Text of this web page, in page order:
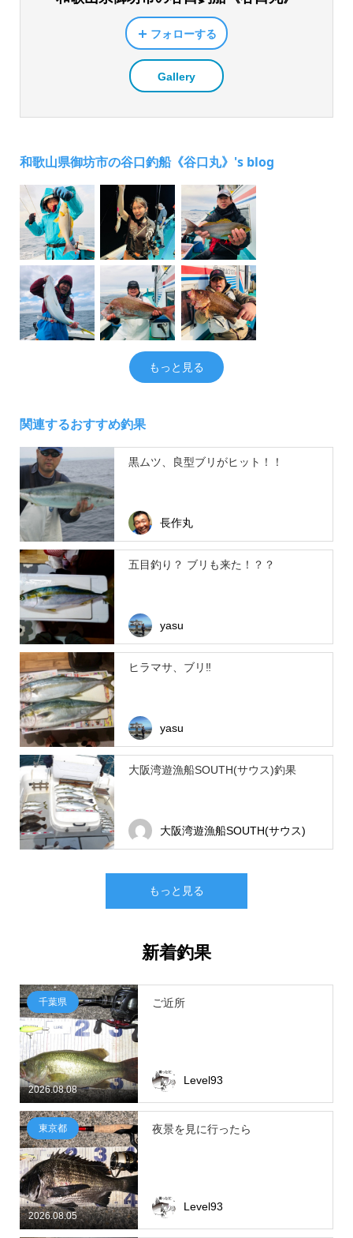
フォローする
Gallery
和歌山県御坊市の谷口釣船《谷口丸》's blog
もっと見る
関連するおすすめ釣果
黒ムツ、良型ブリがヒット！！
長作丸
五目釣り？ ブリも来た！？？
yasu
ヒラマサ、ブリ‼︎
yasu
大阪湾遊漁船SOUTH(サウス)釣果
大阪湾遊漁船SOUTH(サウス)
もっと見る
新着釣果
2026.08.08
千葉県 ご近所
Level93
2026.08.05
東京都 夜景を見に行ったら
Level93